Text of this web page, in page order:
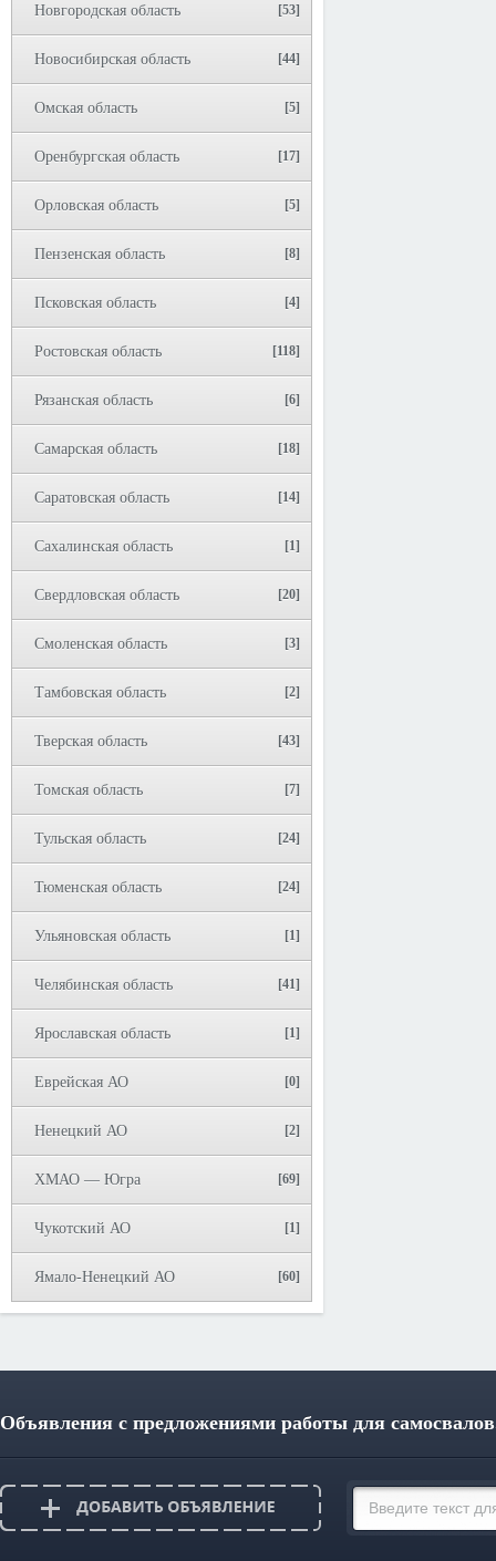
Новгородская область [53]
Новосибирская область [44]
Омская область [5]
Оренбургская область [17]
Орловская область [5]
Пензенская область [8]
Псковская область [4]
Ростовская область [118]
Рязанская область [6]
Самарская область [18]
Саратовская область [14]
Сахалинская область [1]
Свердловская область [20]
Смоленская область [3]
Тамбовская область [2]
Тверская область [43]
Томская область [7]
Тульская область [24]
Тюменская область [24]
Ульяновская область [1]
Челябинская область [41]
Ярославская область [1]
Еврейская АО [0]
Ненецкий АО [2]
ХМАО — Югра [69]
Чукотский АО [1]
Ямало-Ненецкий АО [60]
Объявления с предложениями работы для